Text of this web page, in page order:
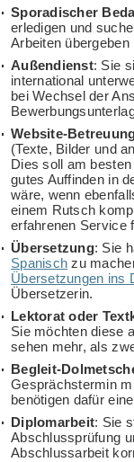
Sporadischer
erledigen und
Arbeiten übergeben
Außendienst: Sie
international
bei Wechsel der
Website-
(Texte, Bilder und
Dies soll am
gutes Auffinden in
wäre, wenn
einem Rutsch
erfahrenen Service
Übersetzung: Sie
Spanisch zu
Übersetzungen ins
Übersetzerin.
Lektorat oder
Sie möchten diese
sehen mehr, als
Begleit-
Gesprächstermin
benötigen dafür
Diplomarbeit: Sie
Abschlussprüfung
Abschlussarbeit